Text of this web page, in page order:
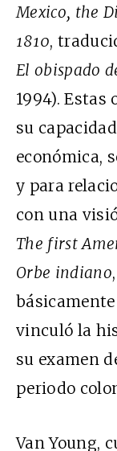
Mexico, the
1810,
El obispado
1994).
su
económica,
y para
con una
The first
Orbe indiano
vinculó la
su examen
periodo
Van Young,